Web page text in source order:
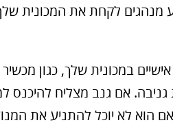
מנהגים לקחת את המכונית
אם גנב מצליח להיכנס
הוא לא יוכל להתניע את